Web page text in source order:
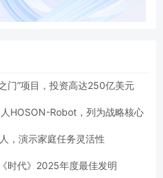
门”项目，投资高达250亿美元
HOSON-Robot，列为战略核心
，演示家庭任务灵活性
时代》2025年度最佳发明